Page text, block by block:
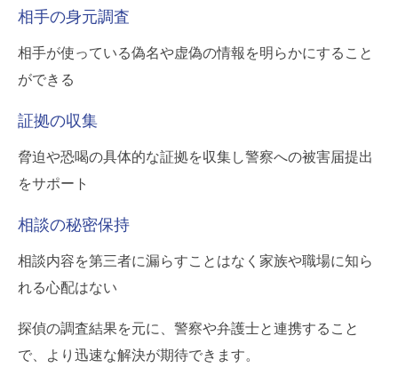
相手の身元調査
相手が使っている偽名や虚偽の情報を明らかにすること
ができる
証拠の収集
脅迫や恐喝の具体的な証拠を収集し警察への被害届提出
をサポート
相談の秘密保持
相談内容を第三者に漏らすことはなく家族や職場に知ら
れる心配はない
探偵の調査結果を元に、警察や弁護士と連携すること
で、より迅速な解決が期待できます。